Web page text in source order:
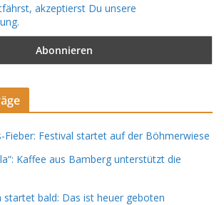
akzeptierst Du unsere
Fieber: Festival startet auf der Böhmerwiese
Kaffee aus Bamberg unterstützt die
startet bald: Das ist heuer geboten